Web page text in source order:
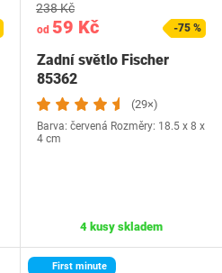
od 59 Kč
238 Kč
-75 %
Zadní světlo Fischer
85362
(29×)
Barva: červená Rozměry: 18.5 x 8 x
4 cm
4 kusy skladem
First minute